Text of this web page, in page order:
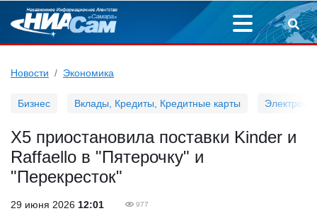
Новости Экономика
Бизнес Вклады, Кредиты, Кредитные карты
Х5 приостановила поставки Kinder и
Raffaello в "Пятерочку" и
"Перекресток"
29 июня 2026 12:01 977